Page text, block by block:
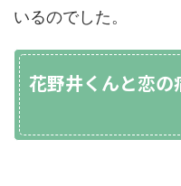
いるのでした。
花野井くんと恋